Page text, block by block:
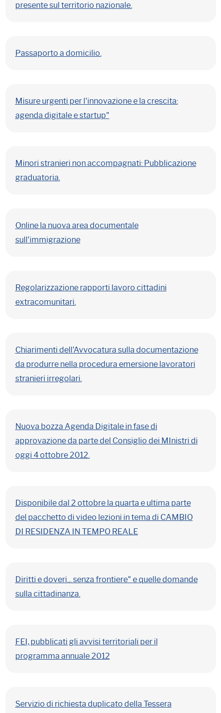
presente sul territorio nazionale.
Passaporto a domicilio.
Misure urgenti per l'innovazione e la crescita:
agenda digitale e startup"
Minori stranieri non accompagnati: Pubblicazione
graduatoria.
Online la nuova area documentale
sull'immigrazione
Regolarizzazione rapporti lavoro cittadini
extracomunitari.
Chiarimenti dell'Avvocatura sulla documentazione
da produrre nella procedura emersione lavoratori
stranieri irregolari.
Nuova bozza Agenda Digitale in fase di
approvazione da parte del Consiglio dei MInistri di
oggi 4 ottobre 2012.
Disponibile dal 2 ottobre la quarta e ultima parte
del pacchetto di video lezioni in tema di CAMBIO
DI RESIDENZA IN TEMPO REALE
Diritti e doveri... senza frontiere" e quelle domande
sulla cittadinanza.
FEI, pubblicati gli avvisi territoriali per il
programma annuale 2012
Servizio di richiesta duplicato della Tessera